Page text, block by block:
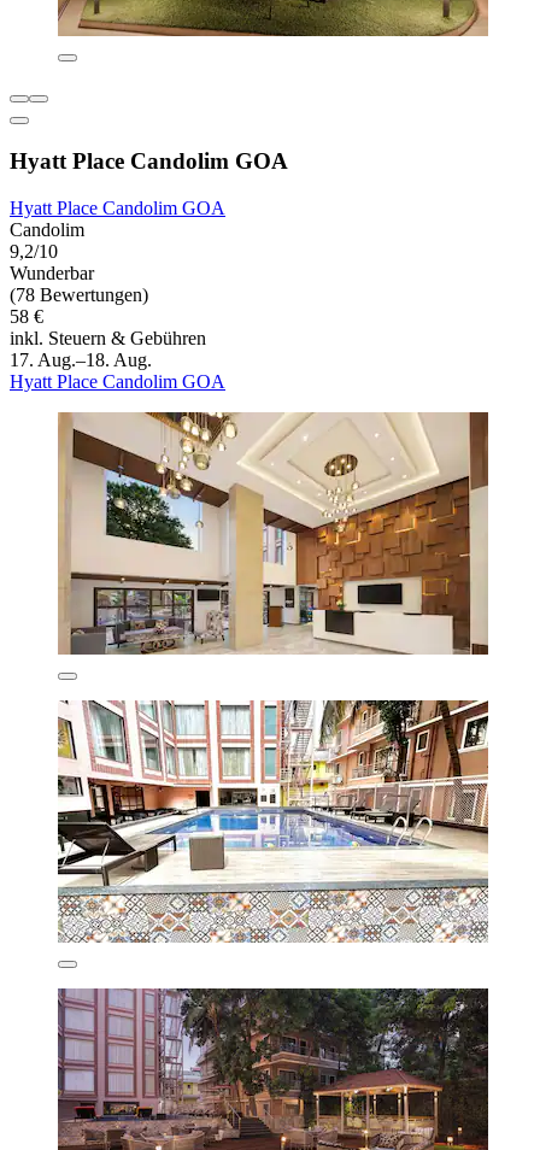
Hyatt Place Candolim GOA
Hyatt Place Candolim GOA
Candolim
9,2/10
Wunderbar
(78 Bewertungen)
58 €
inkl. Steuern & Gebühren
17. Aug.–18. Aug.
Hyatt Place Candolim GOA